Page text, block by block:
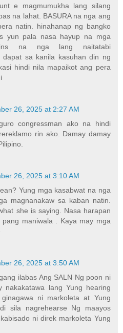
e magmumukha lang silang
na lahat. BASURA na nga ang
natin. hinahanap ng bangko
yun pala nasa hayup na mga
na nga lang naitatabi
dapat sa kanila kasuhan din ng
hindi nila mapaikot ang pera
26, 2025 at 2:27 AM
congressman ako na hindi
rin ako. Damay damay
26, 2025 at 3:10 AM
Yung mga kasabwat na nga
magnanakaw sa kaban natin.
she is saying. Nasa harapan
maniwala . Kaya may mga
26, 2025 at 3:50 AM
ilabas Ang SALN Ng poon ni
nakakatawa lang Yung hearing
ni markoleta at Yung
sila nagrehearse Ng maayos
ni direk markoleta Yung